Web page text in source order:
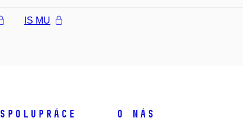
IS MU
Spolupráce O nás